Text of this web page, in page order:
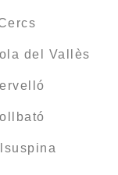
del Vallès